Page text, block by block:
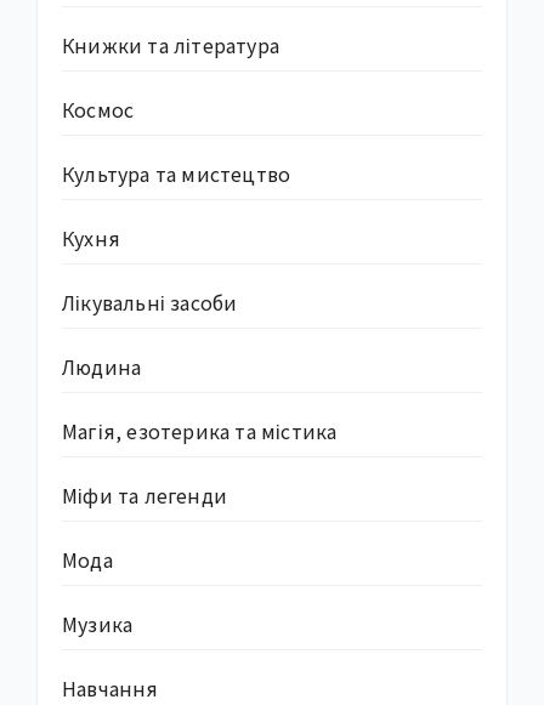
Книжки та література
Космос
Культура та мистецтво
Кухня
Лікувальні засоби
Людина
Магія, езотерика та містика
Міфи та легенди
Мода
Музика
Навчання